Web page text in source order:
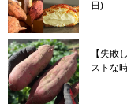
日
【失敗
ストな